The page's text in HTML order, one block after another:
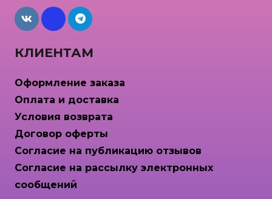
КЛИЕНТАМ
Оформление заказа
Оплата и доставка
Условия возврата
Договор оферты
Согласие на публикацию отзывов
Согласие на рассылку электронных
сообщений
maxcdn